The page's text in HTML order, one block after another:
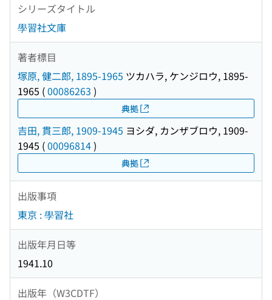
シリーズタイトル
學習社文庫
著者標目
塚原, 健二郎, 1895-1965 ツカハラ, ケンジロウ, 1895-
1965 (00086263 )
典拠
吉田, 貫三郎, 1909-1945 ヨシダ, カンザブロウ, 1909-
1945 (00096814)
典拠
出版事項
東京 : 學習社
出版年月日等
1941.10
出版年（W3CDTF）